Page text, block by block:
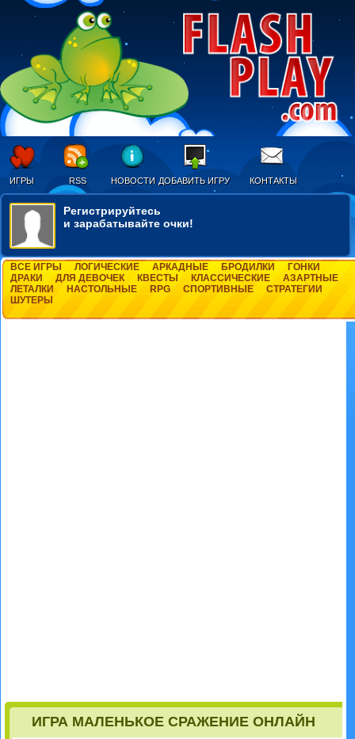
ИГРЫ RSS НОВОСТИ ДОБАВИТЬ ИГРУ КОНТАКТЫ
Регистрируйтесь
и зарабатывайте очки!
ВСЕ ИГРЫ ЛОГИЧЕСКИЕ АРКАДНЫЕ БРОДИЛКИ
ГОНКИ
ДРАКИ
ДЛЯ ДЕВОЧЕК КВЕСТЫ КЛАССИЧЕСКИЕ
АЗАРТНЫЕ
ЛЕТАЛКИ
НАСТОЛЬНЫЕ RPG СПОРТИВНЫЕ
СТРАТЕГИИ
ШУТЕРЫ
ИГРА МАЛЕНЬКОЕ СРАЖЕНИЕ ОНЛАЙН